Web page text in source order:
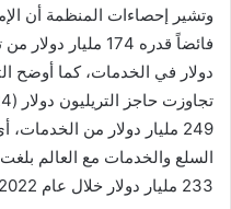
وتشير إحصاءات المنظمة أن
دولار في الخدمات، كما أوضح
249 مليار دولار من
233 مليار دولار خلال عام 2022.